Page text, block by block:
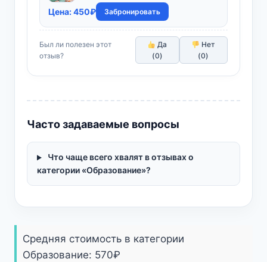
Цена:450₽ Забронировать
Был ли полезен этот
отзыв?
Да
(0)
Нет
(0)
Часто задаваемые вопросы
Что чаще всего хвалят в отзывах о
категории «Образование»?
Средняя стоимость в категории
Образование: 570₽